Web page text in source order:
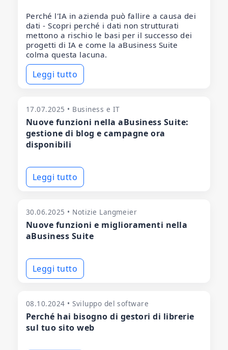
Perché l'IA in azienda può fallire a causa dei
dati - Scopri perché i dati non strutturati
mettono a rischio le basi per il successo dei
progetti di IA e come la aBusiness Suite
colma questa lacuna.
Leggi tutto
17.07.2025 • Business e IT
Nuove funzioni nella aBusiness Suite:
gestione di blog e campagne ora
disponibili
Leggi tutto
30.06.2025 • Notizie Langmeier
Nuove funzioni e miglioramenti nella
aBusiness Suite
Leggi tutto
08.10.2024 • Sviluppo del software
Perché hai bisogno di gestori di librerie
sul tuo sito web